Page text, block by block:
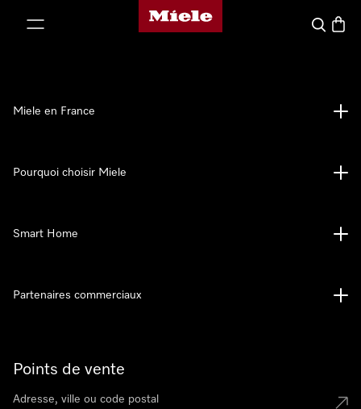
Page d'accueil Miele
Search
Points de vente
Miele en France
Pourquoi choisir Miele
Smart Home
Partenaires commerciaux